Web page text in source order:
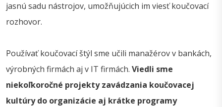
jasnú sadu nástrojov, umožňujúcich im viesť koučovací
rozhovor.
Používať koučovací štýl sme učili manažérov v bankách,
výrobných firmách aj v IT firmách. Viedli sme
niekoľkoročné projekty zavádzania koučovacej
kultúry do organizácie aj krátke programy